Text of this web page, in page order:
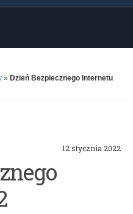
» Dzień Bezpiecznego Internetu
12 stycznia 2022